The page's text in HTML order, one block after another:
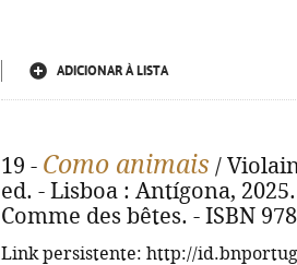
ADICIONAR À LISTA
19 - Como animais /
ed. - Lisboa : Antígona,
Comme des bêtes. - ISBN
Link persistente: http://